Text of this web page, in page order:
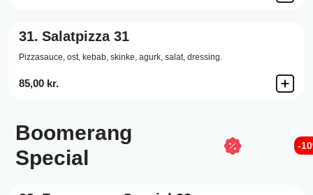
31. Salatpizza 31
Pizzasauce, ost, kebab, skinke, agurk, salat, dressing.
85,00 kr.
Boomerang
Special
-